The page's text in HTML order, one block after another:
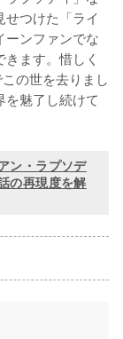
せつけた「ライ
ーンファンでな
ます。惜しく
の世を去りまし
魅了し続けて
ン・ラプソデ
の再現度を解